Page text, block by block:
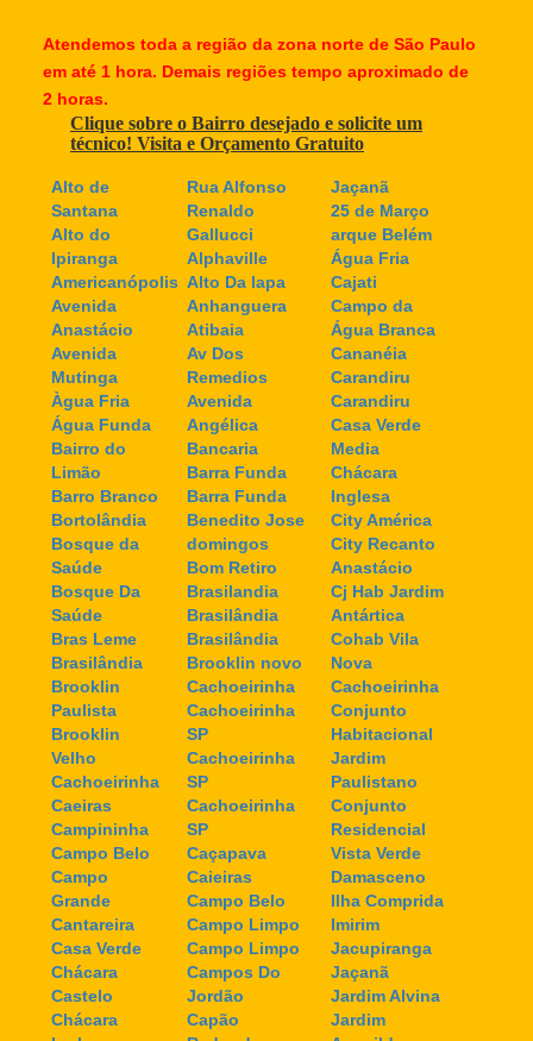
Atendemos toda a região da zona norte de São Paulo
em até 1 hora. Demais regiões tempo aproximado de
2 horas.
Clique sobre o Bairro desejado e solicite um
técnico! Visita e Orçamento Gratuito
Alto de
Santana
Alto do
Ipiranga
Americanópolis
Avenida
Anastácio
Avenida
Mutinga
Àgua Fria
Água Funda
Bairro do
Limão
Barro Branco
Bortolândia
Bosque da
Saúde
Bosque Da
Saúde
Bras Leme
Brasilândia
Brooklin
Paulista
Brooklin
Velho
Cachoeirinha
Caeiras
Campininha
Campo Belo
Campo
Grande
Cantareira
Casa Verde
Chácara
Castelo
Chácara
Rua Alfonso
Renaldo
Gallucci
Alphaville
Alto Da lapa
Anhanguera
Atibaia
Av Dos
Remedios
Avenida
Angélica
Bancaria
Barra Funda
Barra Funda
Benedito Jose
domingos
Bom Retiro
Brasilandia
Brasilândia
Brasilândia
Brooklin novo
Cachoeirinha
Cachoeirinha
SP
Cachoeirinha
SP
Cachoeirinha
SP
Caçapava
Caieiras
Campo Belo
Campo Limpo
Campo Limpo
Campos Do
Jordão
Capão
Jaçanã
25 de Março
arque Belém
Água Fria
Cajati
Campo da
Água Branca
Cananéia
Carandiru
Carandiru
Casa Verde
Media
Chácara
Inglesa
City América
City Recanto
Anastácio
Cj Hab Jardim
Antártica
Cohab Vila
Nova
Cachoeirinha
Conjunto
Habitacional
Jardim
Paulistano
Conjunto
Residencial
Vista Verde
Damasceno
Ilha Comprida
Imirim
Jacupiranga
Jaçanã
Jardim Alvina
Jardim